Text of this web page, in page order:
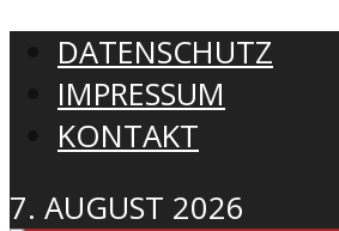
DATENSCHUTZ
IMPRESSUM
KONTAKT
7. AUGUST 2026